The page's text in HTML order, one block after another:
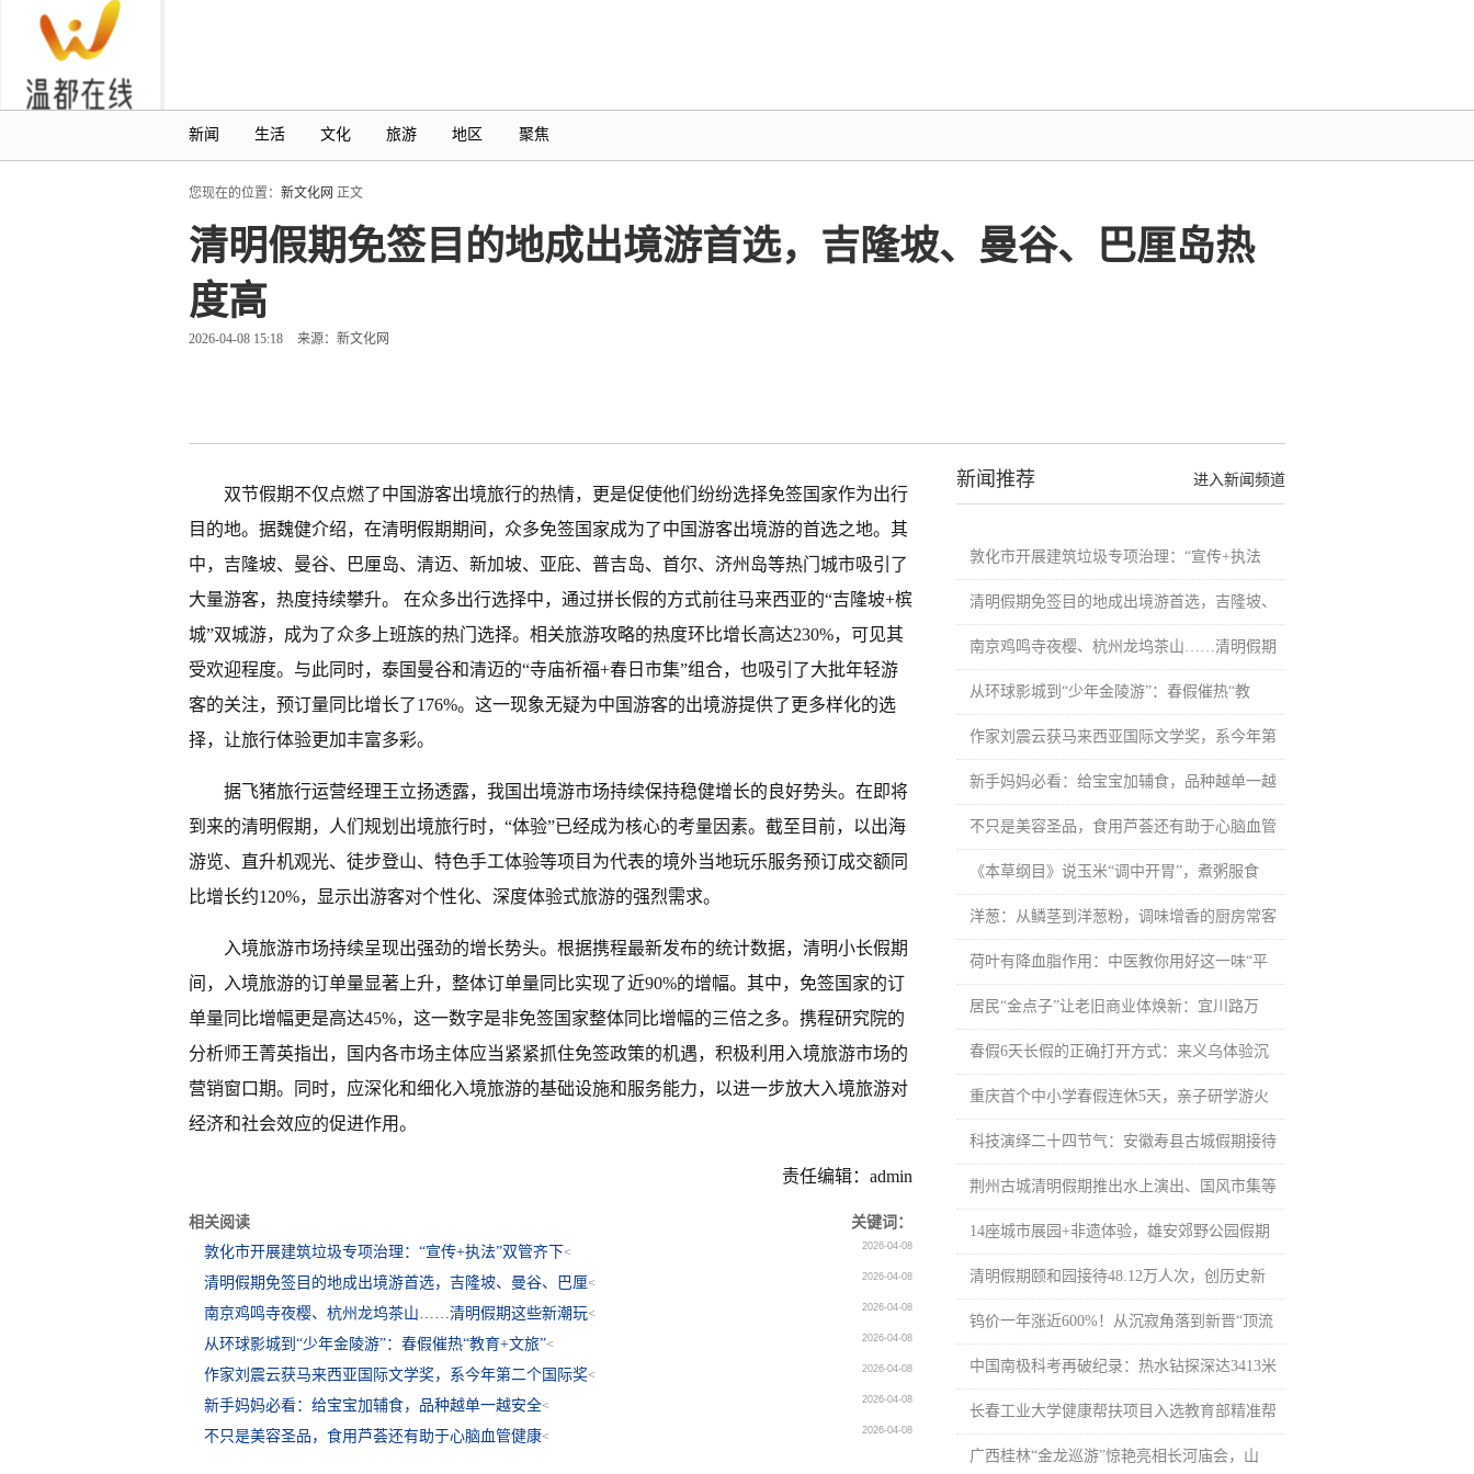
新闻 生活 文化 旅游 地区 聚焦
您现在的位置： 新文化网 正文
清明假期免签目的地成出境游首选，吉隆坡、曼谷、巴厘岛热
度高
2026-04-08 15:18 来源：新文化网
双节假期不仅点燃了中国游客出境旅行的热情，更是促使他们纷纷选择免签国家作为出行
目的地。据魏健介绍，在清明假期期间，众多免签国家成为了中国游客出境游的首选之地。其
中，吉隆坡、曼谷、巴厘岛、清迈、新加坡、亚庇、普吉岛、首尔、济州岛等热门城市吸引了
大量游客，热度持续攀升。 在众多出行选择中，通过拼长假的方式前往马来西亚的“吉隆坡+槟
城”双城游，成为了众多上班族的热门选择。相关旅游攻略的热度环比增长高达230%，可见其
受欢迎程度。与此同时，泰国曼谷和清迈的“寺庙祈福+春日市集”组合，也吸引了大批年轻游
客的关注，预订量同比增长了176%。这一现象无疑为中国游客的出境游提供了更多样化的选
择，让旅行体验更加丰富多彩。
据飞猪旅行运营经理王立扬透露，我国出境游市场持续保持稳健增长的良好势头。在即将
到来的清明假期，人们规划出境旅行时，“体验”已经成为核心的考量因素。截至目前，以出海
游览、直升机观光、徒步登山、特色手工体验等项目为代表的境外当地玩乐服务预订成交额同
比增长约120%，显示出游客对个性化、深度体验式旅游的强烈需求。
入境旅游市场持续呈现出强劲的增长势头。根据携程最新发布的统计数据，清明小长假期
间，入境旅游的订单量显著上升，整体订单量同比实现了近90%的增幅。其中，免签国家的订
单量同比增幅更是高达45%，这一数字是非免签国家整体同比增幅的三倍之多。携程研究院的
分析师王菁英指出，国内各市场主体应当紧紧抓住免签政策的机遇，积极利用入境旅游市场的
营销窗口期。同时，应深化和细化入境旅游的基础设施和服务能力，以进一步放大入境旅游对
经济和社会效应的促进作用。
责任编辑：admin
相关阅读
关键词：
敦化市开展建筑垃圾专项治理：“宣传+执法”双管齐下< 2026-04-08
清明假期免签目的地成出境游首选，吉隆坡、曼谷、巴厘< 2026-04-08
南京鸡鸣寺夜樱、杭州龙坞茶山……清明假期这些新潮玩< 2026-04-08
从环球影城到“少年金陵游”：春假催热“教育+文旅”< 2026-04-08
作家刘震云获马来西亚国际文学奖，系今年第二个国际奖< 2026-04-08
新手妈妈必看：给宝宝加辅食，品种越单一越安全< 2026-04-08
不只是美容圣品，食用芦荟还有助于心脑血管健康< 2026-04-08
进入新闻频道
新闻推荐
敦化市开展建筑垃圾专项治理：“宣传+执法
清明假期免签目的地成出境游首选，吉隆坡、
南京鸡鸣寺夜樱、杭州龙坞茶山……清明假期
从环球影城到“少年金陵游”：春假催热“教
作家刘震云获马来西亚国际文学奖，系今年第
新手妈妈必看：给宝宝加辅食，品种越单一越
不只是美容圣品，食用芦荟还有助于心脑血管
《本草纲目》说玉米“调中开胃”，煮粥服食
洋葱：从鳞茎到洋葱粉，调味增香的厨房常客
荷叶有降血脂作用：中医教你用好这一味“平
居民“金点子”让老旧商业体焕新：宜川路万
春假6天长假的正确打开方式：来义乌体验沉
重庆首个中小学春假连休5天，亲子研学游火
科技演绎二十四节气：安徽寿县古城假期接待
荆州古城清明假期推出水上演出、国风市集等
14座城市展园+非遗体验，雄安郊野公园假期
清明假期颐和园接待48.12万人次，创历史新
钨价一年涨近600%！从沉寂角落到新晋“顶流
中国南极科考再破纪录：热水钻探深达3413米
长春工业大学健康帮扶项目入选教育部精准帮
广西桂林“金龙巡游”惊艳亮相长河庙会，山